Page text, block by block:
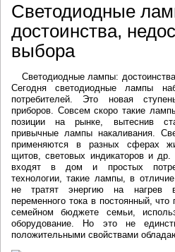
Светодиодные
достоинства,
выбора
Светодиодные лампы:
Сегодня светодиодные лампы
потребителей. Это новая
приборов. Совсем скоро такие
позиции на рынке, вытеснив
привычные лампы накаливания.
применяются в разных сферах
щитов, световых индикаторов и
входят в дом и простых
технологии, такие лампы, в
не тратят энергию на нагрев в
переменного тока в постоянный,
семейном бюджете семьи,
оборудование. Но это не
положительными свойствами